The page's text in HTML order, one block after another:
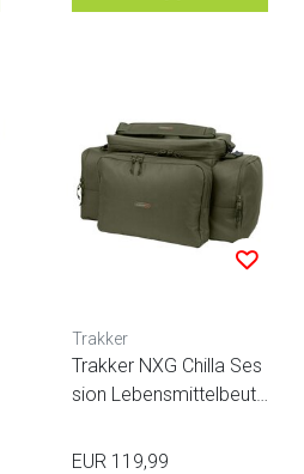
Trakker
Trakker NXG Chilla Ses
sion Lebensmittelbeute
EUR 119,99